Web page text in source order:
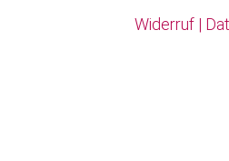
Widerruf |